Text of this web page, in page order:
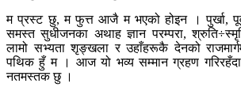
म प्रस्ट छु, म फुत्त आजै म भएको होइन । पुर्खा,
समस्त सुधीजनका अथाह ज्ञान परम्परा,
लामो सभ्यता शृङ्खला र उहाँहरूकै देनको
पथिक हुँ म । आज यो भव्य सम्मान ग्रहण
नतमस्तक छु ।